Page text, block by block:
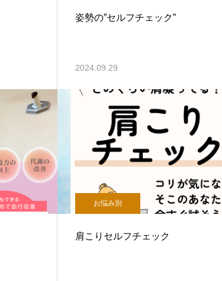
姿勢の”セルフチェック”
2024.09.29
お悩み別
肩こりセルフチェック